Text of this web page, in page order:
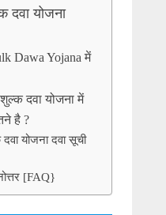
दवा योजना
Dawa Yojana में
दवा योजना में
है ?
योजना दवा सूची
[FAQ}